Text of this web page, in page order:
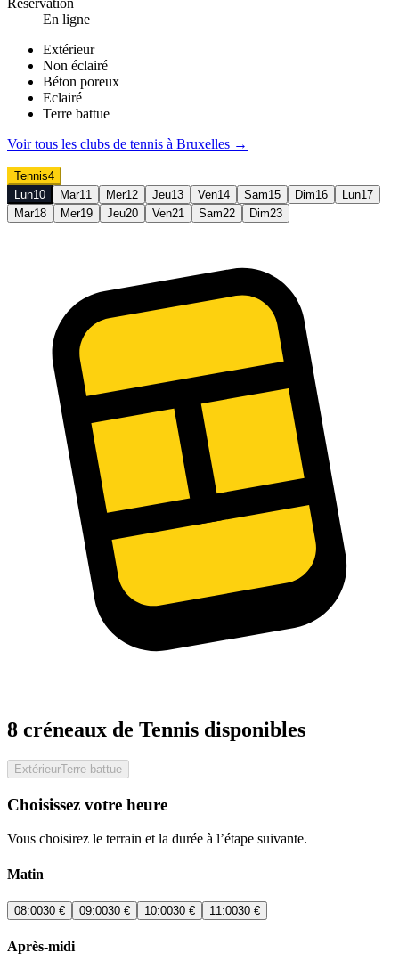
Réservation
En ligne
Extérieur
Non éclairé
Béton poreux
Eclairé
Terre battue
Voir tous les clubs de tennis à Bruxelles →
Tennis4
Lun10 Mar11 Mer12 Jeu13 Ven14 Sam15 Dim16 Lun17
Mar18 Mer19 Jeu20 Ven21 Sam22 Dim23
8 créneaux de Tennis disponibles
ExtérieurTerre battue
Choisissez votre heure
Vous choisirez le terrain et la durée à l’étape suivante.
Matin
08:0030 € 09:0030 € 10:0030 € 11:0030 €
Après-midi